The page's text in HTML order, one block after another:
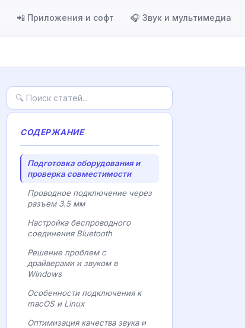
📲 Приложения и софт 🎧 Звук и мультимедиа
СОДЕРЖАНИЕ
Подготовка оборудования и
проверка совместимости
Проводное подключение через
разъем 3.5 мм
Настройка беспроводного
соединения Bluetooth
Решение проблем с
драйверами и звуком в
Windows
Особенности подключения к
macOS и Linux
Оптимизация качества звука и